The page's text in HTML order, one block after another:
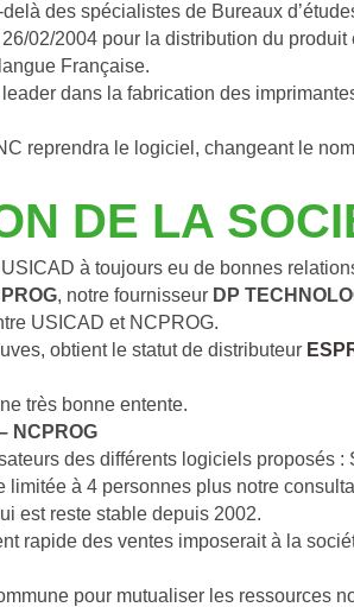
des spécialistes de Bureaux
02/2004 pour la distribution du
Française.
leader dans la fabrication des
reprendra le logiciel, changeant le
DE LA
à toujours eu de bonnes
, notre fournisseur DP
USICAD et NCPROG.
obtient le statut de distributeur
très bonne entente.
NCPROG
des différents logiciels proposés
à 4 personnes plus notre
est reste stable depuis 2002.
rapide des ventes imposerait à la
pour mutualiser les ressources